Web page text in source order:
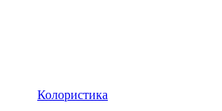
Колористика